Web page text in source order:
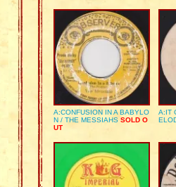
A:CONFUSION IN A BABYLO
N / THE MESSIAHS SOLD O
UT
A:IT